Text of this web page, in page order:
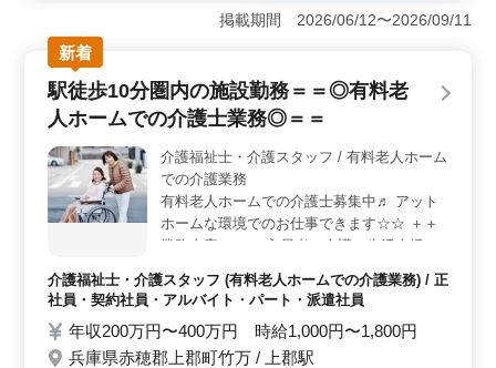
地条件。交通費は全額支給され、通勤ストレスを軽減し
ます。残業はほとんどなく、週2〜5日の柔軟なシフト制
度で、ワークライフバランスを保ちながら働けます。年
間休日が120日確保されており、リフレッシュの時間もし
っかりとれます。 ＜キャリア＆環境＞ 5年以上の経
験を持つ歯科医師を歓迎し、中高年のベテラン医師も活
児歯科など幅広い診療に携わることができます。また、
現場ではチームワークを重視し、スタッフ同士のサポー
ト体制が整っています。 ＜報酬＆福利厚生＞ 年収
は500万円から800万円と、安定した収入を得ることがで
きます。通勤手当は実費支給され、働きやすい環境が整
の福利厚生も充実しており、安心して長く働ける体制が
整っています。
掲載期間 2026/06/12〜2026/09/11
新着
駅徒歩10分圏内の施設勤務＝＝◎有料老
人ホームでの介護士業務◎＝＝
介護福祉士・介護スタッフ / 有料老人ホーム
での介護業務
有料老人ホームでの介護士募集中♬ アット
ホームな環境でのお仕事できます☆☆ ＋＋
業務内容＋＋ ・入居者の介護・生活支援 ・
浴介助 等 ＋＋特徴＋＋ ・駅チカ ・50代、
60代採用実績あり やりがいのある仕事なの
で向上心のある方必見のお仕事です☆ミ 皆
様のご応募是非お待ちしています♪
介護福祉士・介護スタッフ (有料老人ホームでの介護業務) / 正
社員・契約社員・アルバイト・パート・派遣社員
年収200万円〜400万円 時給1,000円〜1,800円
兵庫県赤穂郡上郡町竹万 / 上郡駅